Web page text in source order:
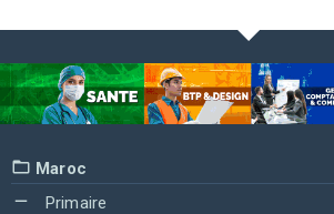
Maroc
Primaire